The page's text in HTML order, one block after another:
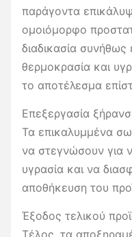
παράγοντα
ομοιόμορφο
διαδικασία συνήθως
θερμοκρασία και
το αποτέλεσμα
Επεξεργασία
Τα επικαλυμμένα
να στεγνώσουν για
υγρασία και να
αποθήκευση του
Έξοδος τελικού
Τέλος, τα